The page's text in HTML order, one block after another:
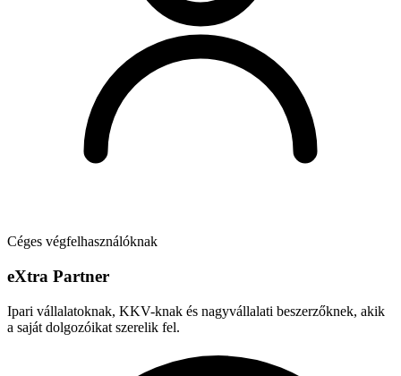
Céges végfelhasználóknak
eXtra Partner
Ipari vállalatoknak, KKV-knak és nagyvállalati beszerzőknek, akik
a saját dolgozóikat szerelik fel.